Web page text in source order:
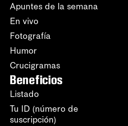
Apuntes de la semana
En vivo
Fotografía
Humor
Crucigramas
Beneficios
Listado
Tu ID (número de
suscripción)